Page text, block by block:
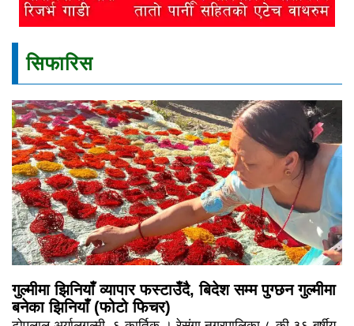
सिफारिस
गुल्मीमा झिनियाँ व्यापार फस्टाउँदै, बिदेश सम्म पुग्छन गुल्मीमा
बनेका झिनियाँ (फोटो फिचर)